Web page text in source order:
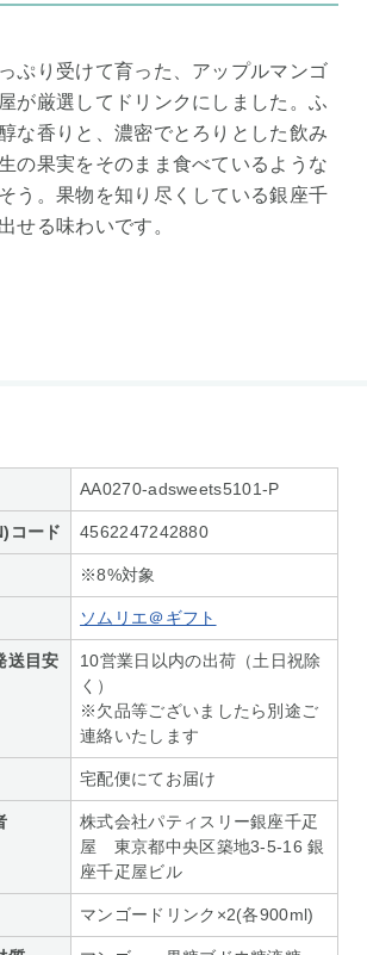
ぷり受けて育った、アップルマンゴ
が厳選してドリンクにしました。ふ
な香りと、濃密でとろりとした飲み
の果実をそのまま食べているような
う。果物を知り尽くしている銀座千
せる味わいです。
AA0270-adsweets5101-P
コード 4562247242880
※8%対象
ソムリエ＠ギフト
送目安
10営業日以内の出荷（土日祝除
く）
※欠品等ございましたら別途ご
連絡いたします
宅配便にてお届け
株式会社パティスリー銀座千疋
屋 東京都中央区築地3-5-16 銀
座千疋屋ビル
マンゴードリンク×2(各900ml)